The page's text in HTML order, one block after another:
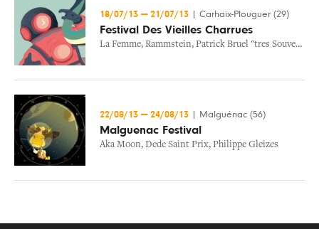
18/07/13 — 21/07/13 Carhaix-Plouguer (29)
Festival Des Vieilles Charrues
La Femme, Rammstein, Patrick Bruel "tres Souvent, Je Pense A Vous..."
22/08/13 — 24/08/13 Malguénac (56)
Malguenac Festival
Aka Moon, Dede Saint Prix, Philippe Gleizes